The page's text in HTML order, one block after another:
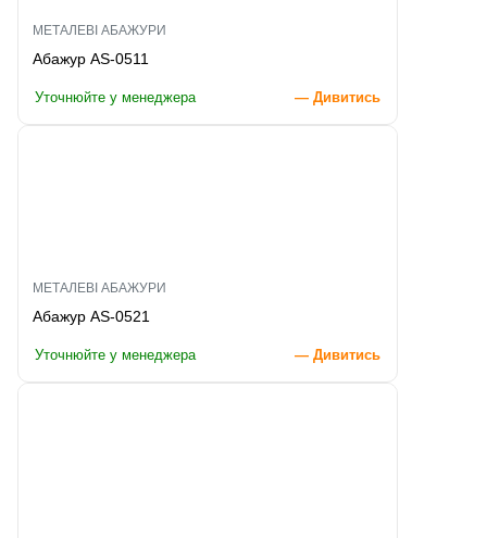
МЕТАЛЕВІ АБАЖУРИ
Абажур AS-0511
Уточнюйте у менеджера — Дивитись
МЕТАЛЕВІ АБАЖУРИ
Абажур AS-0521
Уточнюйте у менеджера — Дивитись